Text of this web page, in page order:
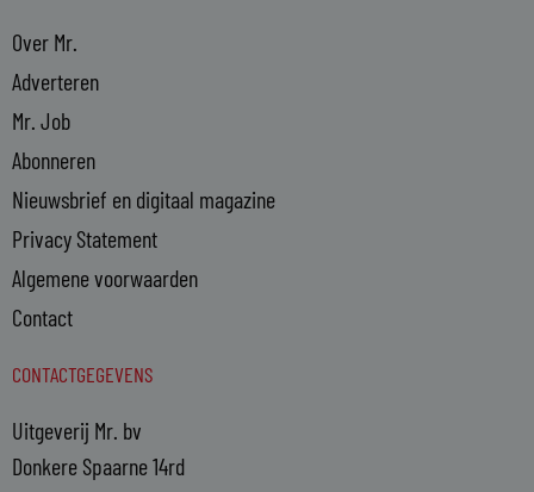
Over Mr.
Adverteren
Mr. Job
Abonneren
Nieuwsbrief en digitaal magazine
Privacy Statement
Algemene voorwaarden
Contact
CONTACTGEGEVENS
Uitgeverij Mr. bv
Donkere Spaarne 14rd